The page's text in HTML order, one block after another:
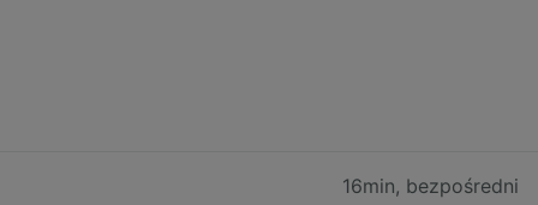
16min, bezpośredni